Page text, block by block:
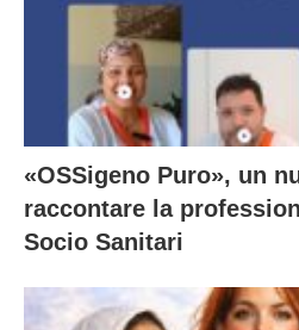
«OSSigeno Puro», un
raccontare la
Socio Sanitari